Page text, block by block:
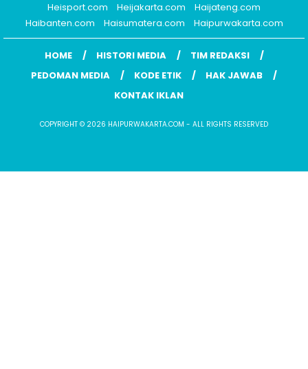
Heisport.com
Heijakarta.com
Haijateng.com
Haibanten.com
Haisumatera.com Haipurwakarta.com
HOME HISTORI MEDIA
TIM REDAKSI
PEDOMAN MEDIA
KODE ETIK
HAK JAWAB
KONTAK IKLAN
COPYRIGHT © 2026 HAIPURWAKARTA.COM - ALL RIGHTS RESERVED